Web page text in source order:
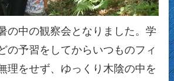
の中の観察会となりました。学
の予習をしてからいつものフィ
理をせず、ゆっくり木陰の中を